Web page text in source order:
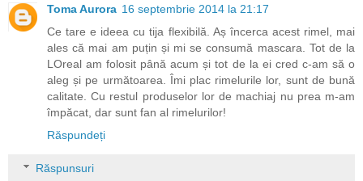
Toma Aurora 16 septembrie 2014 la 21:17
Ce tare e ideea cu tija flexibilă. Aș încerca acest rimel, mai
ales că mai am puțin și mi se consumă mascara. Tot de la
LOreal am folosit până acum și tot de la ei cred c-am să o
aleg și pe următoarea. Îmi plac rimelurile lor, sunt de bună
calitate. Cu restul produselor lor de machiaj nu prea m-am
împăcat, dar sunt fan al rimelurilor!
Răspundeți
Răspunsuri